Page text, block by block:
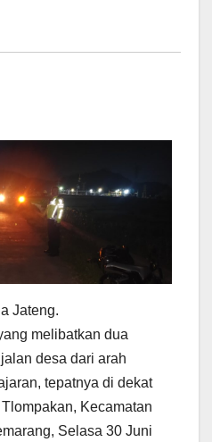
Jateng.
melibatkan dua
desa dari arah
tepatnya di dekat
Kecamatan
Selasa 30 Juni